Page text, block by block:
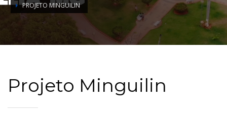
PROJETO MINGUILIN
Projeto Minguilin